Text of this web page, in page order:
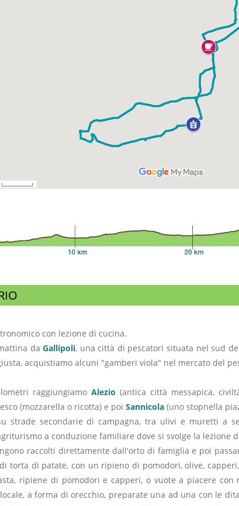
con lezione di cucina.
daGallipoli, una città di pescatori situata nel sud
acquistiamo alcuni "gamberi viola" nel mercato del
raggiungiamo Alezio (antica città messapica,
(mozzarella o ricotta) e poi Sannicola (uno stopnella
strade secondarie di campagna, tra ulivi e muretti a
a conduzione familiare dove si svolge la lezione
raccolti direttamente dall'orto di famiglia e poi
torta di patate, con un ripieno di pomodori, olive,
ripiene di pomodori e capperi, o vuote a piacere con
a forma di orecchio, preparate una ad una con le